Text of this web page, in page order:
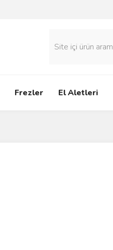
Frezler El Aletleri